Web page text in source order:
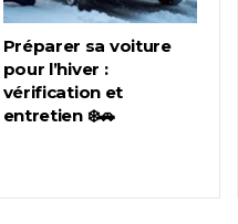
Préparer sa voiture
pour l’hiver :
vérification et
entretien ❄️🚗